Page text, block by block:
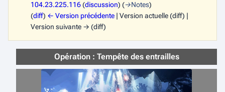
104.23.225.116(discussion) (→Notes)
(diff) ← Version précédente | Version actuelle (diff) |
Version suivante → (diff)
Opération : Tempête des entrailles